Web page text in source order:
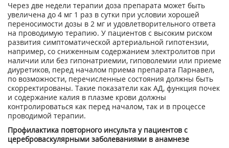
Через две недели терапии доза препарата может быть
увеличена до 4 мг 1 раз в сутки при условии хорошей
переносимости дозы в 2 мг и удовлетворительного ответа
на проводимую терапию. У пациентов с высоким риском
развития симптоматической артериальной гипотензии,
например, со сниженным содержанием электролитов при
наличии или без гипонатриемии, гиповолемии или приеме
диуретиков, перед началом приема препарата Парнавел,
по возможности, перечисленные состояния должны быть
скорректированы. Такие показатели как АД, функция почек
и содержание калия в плазме крови должны
контролироваться как перед началом, так и в процессе
проводимой терапии.
Профилактика повторного инсульта у пациентов с
цереброваскулярными заболеваниями в анамнезе